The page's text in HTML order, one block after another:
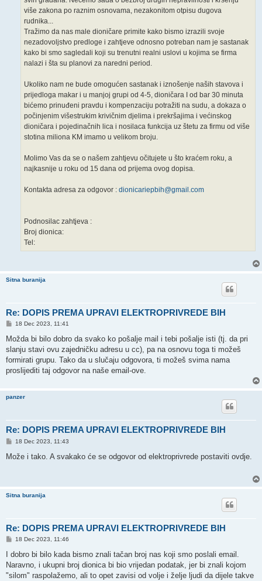
više zakona po raznim osnovama, nezakonitom otpisu dugova
rudnika...
Tražimo da nas male dioničare primite kako bismo izrazili svoje
nezadovoljstvo predloge i zahtjeve odnosno potreban nam je sastanak
kako bi smo sagledali koji su trenutni realni uslovi u kojima se firma
nalazi i šta su planovi za naredni period.
Ukoliko nam ne bude omogućen sastanak i iznošenje naših stavova i
prijedloga makar i u manjoj grupi od 4-5, dioničara I od bar 30 minuta
bićemo prinuđeni pravdu i kompenzaciju potražiti na sudu, a dokaza o
počinjenim višestrukim krivičnim djelima i prekršajima i većinskog
dioničara i pojedinačnih lica i nosilaca funkcija uz štetu za firmu od više
stotina miliona KM imamo u velikom broju.
Molimo Vas da se o našem zahtjevu očitujete u što kraćem roku, a
najkasnije u roku od 15 dana od prijema ovog dopisa.
Kontakta adresa za odgovor : dionicariepbih@gmail.com
Podnosilac zahtjeva :
Broj dionica:
Tel:
Sitna buranija
Re: DOPIS PREMA UPRAVI ELEKTROPRIVREDE BIH
P
s
18 Dec 2023, 11:41
Možda bi bilo dobro da svako ko pošalje mail i tebi pošalje isti (tj. da pri
slanju stavi ovu zajedničku adresu u cc), pa na osnovu toga ti možeš
formirati grupu. Tako da u slučaju odgovora, ti možeš svima nama
proslijediti taj odgovor na naše email-ove.
panzer
Re: DOPIS PREMA UPRAVI ELEKTROPRIVREDE BIH
P
s
18 Dec 2023, 11:43
Može i tako. A svakako će se odgovor od elektroprivrede postaviti ovdje.
Sitna buranija
Re: DOPIS PREMA UPRAVI ELEKTROPRIVREDE BIH
P
s
18 Dec 2023, 11:46
I dobro bi bilo kada bismo znali tačan broj nas koji smo poslali email.
Naravno, i ukupni broj dionica bi bio vrijedan podatak, jer bi znali kojom
"silom" raspolažemo, ali to opet zavisi od volje i želje ljudi da dijele takve